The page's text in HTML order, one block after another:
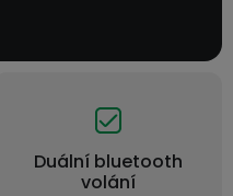
Duální bluetooth
volání